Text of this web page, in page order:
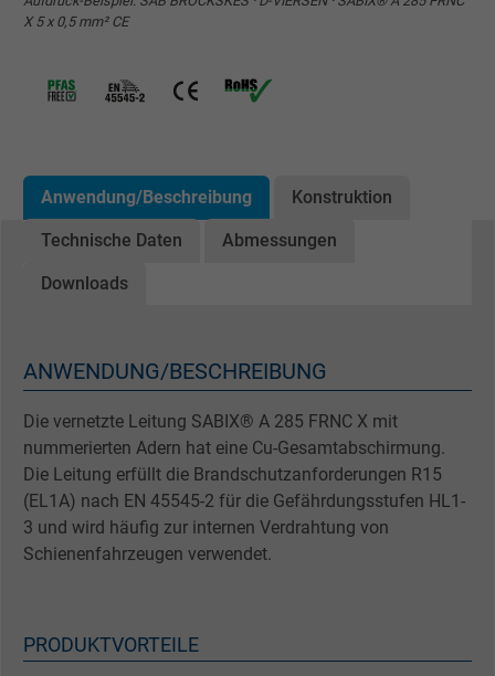
X 5 x 0,5 mm² CE
Anwendung/Beschreibung Konstruktion
Technische Daten Abmessungen
Downloads
ANWENDUNG/BESCHREIBUNG
Die vernetzte Leitung SABIX® A 285 FRNC X mit
nummerierten Adern hat eine Cu-Gesamtabschirmung.
Die Leitung erfüllt die Brandschutzanforderungen R15
(EL1A) nach EN 45545-2 für die Gefährdungsstufen HL1-
3 und wird häufig zur internen Verdrahtung von
Schienenfahrzeugen verwendet.
PRODUKTVORTEILE